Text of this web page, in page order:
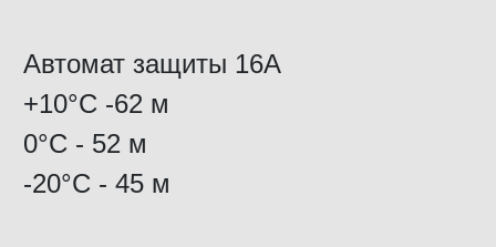
Автомат защиты 16А
+10°C -62 м
0°C - 52 м
-20°C - 45 м